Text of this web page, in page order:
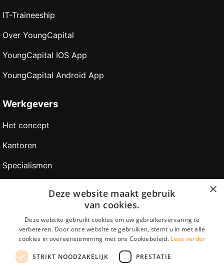
IT-Traineeship
Over YoungCapital
YoungCapital IOS App
YoungCapital Android App
Werkgevers
Het concept
Kantoren
Specialismen
Vacature aanmelden
×
Deze website maakt gebruik
van cookies.
Deze website gebruikt cookies om uw gebruikerservaring te
verbeteren. Door onze website te gebruiken, stemt u in met alle
cookies in overeenstemming met ons Cookiebeleid. Lees verder
STRIKT NOODZAKELIJK PRESTATIE